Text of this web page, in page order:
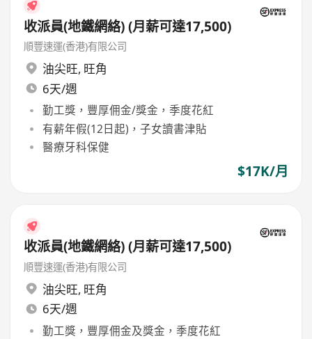
收派員(地鐵網絡) (月薪可達17,500)
順豐速運(香港)有限公司
油尖旺, 旺角
6天/週
勤工獎，豐厚佣金/獎金，季度花紅
有薪年假(12日起)，子女讀書津貼
醫療牙科保健
$17K/月
收派員(地鐵網絡) (月薪可達17,500)
順豐速運(香港)有限公司
油尖旺, 旺角
6天/週
勤工獎，豐厚佣金及獎金，季度花紅